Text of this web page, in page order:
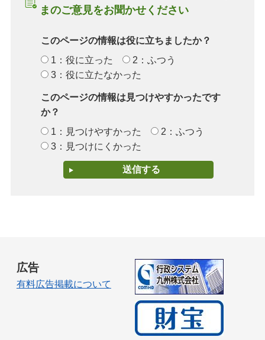
まのご意見をお聞かせください
このページの情報は役に立ちましたか？
1：役に立った
2：ふつう
3：役に立たなかった
このページの情報は見つけやすかったです
か？
1：見つけやすかった
2：ふつう
3：見つけにくかった
広告
有料広告掲載について